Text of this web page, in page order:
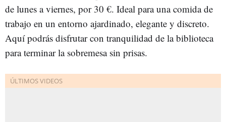
de lunes a viernes, por 30 €. Ideal para una comida de
trabajo en un entorno ajardinado, elegante y discreto.
Aquí podrás disfrutar con tranquilidad de la biblioteca
para terminar la sobremesa sin prisas.